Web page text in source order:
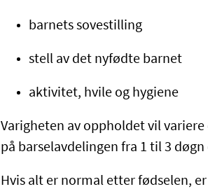
barnets sovestilling
stell av det nyfødte barnet
aktivitet, hvile og hygiene
Varigheten av oppholdet vil
på barselavdelingen fra 1 til 3
Hvis alt er normal etter fødselen,